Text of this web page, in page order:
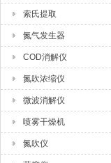
索氏提取
氮气发生器
COD消解仪
氮吹浓缩仪
微波消解仪
喷雾干燥机
氮吹仪